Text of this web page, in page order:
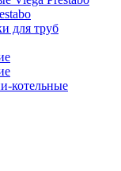
для труб
котельные